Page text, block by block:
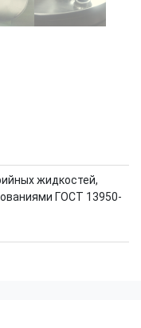
жидкостей,
ГОСТ 13950-